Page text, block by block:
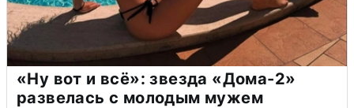
«Ну вот и всё»: звезда «Дома-2»
развелась с молодым мужем